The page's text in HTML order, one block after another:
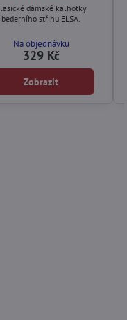
dámské kalhotky
bederního střihu ELSA.
Na objednávku
329 Kč
Zobrazit